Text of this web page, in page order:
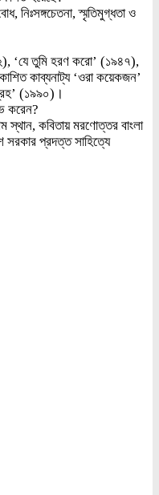
নিঃসঙ্গচেতনা, স্মৃতিমুগ্ধতা ও
‘যে তুমি হরণ করো’ (১৯৪৭),
কাব্যনাট্য ‘ওরা কয়েকজন’
(১৯৯০)।
করেন?
কবিতায় মরণোত্তর বাংলা
সরকার প্রদত্ত সাহিত্যে